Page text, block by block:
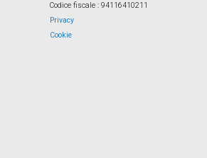
Codice fiscale : 94116410211
Privacy
Cookie